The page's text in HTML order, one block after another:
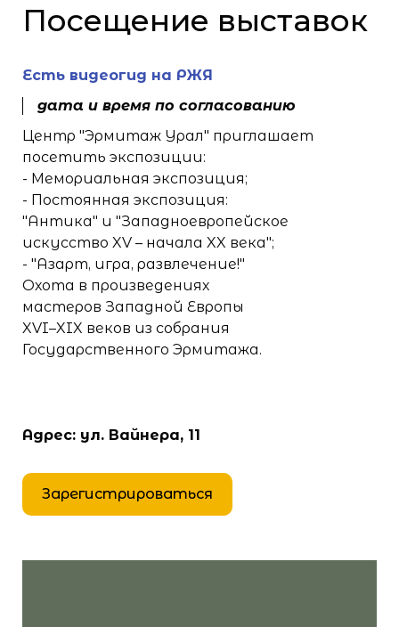
Посещение выставок
Есть видеогид на РЖЯ
дата и время по согласованию
Центр "Эрмитаж Урал" приглашает
посетить экспозиции:
- Мемориальная экспозиция;
- Постоянная экспозиция:
"Антика" и "Западноевропейское
искусство XV – начала XX века";
- "Азарт, игра, развлечение!"
Охота в произведениях
мастеров Западной Европы
XVI–XIX веков из собрания
Государственного Эрмитажа.
Адрес: ул. Вайнера, 11
Зарегистрироваться